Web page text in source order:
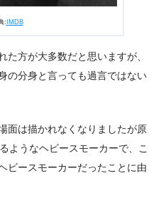
: IMDB
た方が大多数だと思いますが、
の分身と言っても過言ではない
面は描かれなくなりましたが原
ようなヘビースモーカーで、こ
ビースモーカーだったことに由